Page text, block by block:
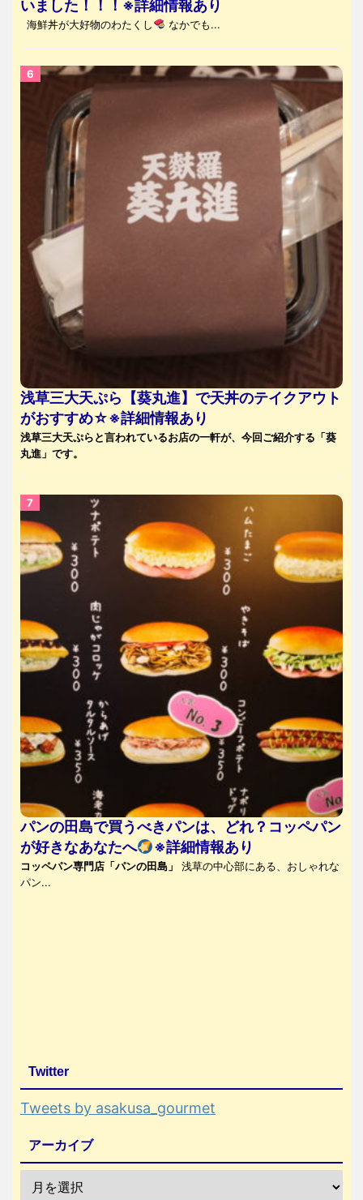
いました！！！※詳細情報あり
海鮮丼が大好物のわたくし なかでも...
浅草三大天ぷら【葵丸進】で天丼のテイクアウト
がおすすめ☆※詳細情報あり
浅草三大天ぷらと言われているお店の一軒が、今回ご紹介する「葵
丸進」です。
パンの田島で買うべきパンは、どれ？コッペパン
が好きなあなたへ
※詳細情報あり
コッペパン専門店「パンの田島」
浅草の中心部にある、おしゃれな
パン...
Twitter
Tweets by asakusa_gourmet
アーカイブ